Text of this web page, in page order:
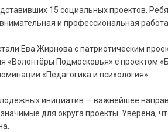
15 социальных проектов.
и профессиональная работа
Ева Жирнова с патриотическим
«Волонтёры Подмосковья» с проектом
«Педагогика и психология».
инициатив — важнейшее
для округа проекты. Уверена,